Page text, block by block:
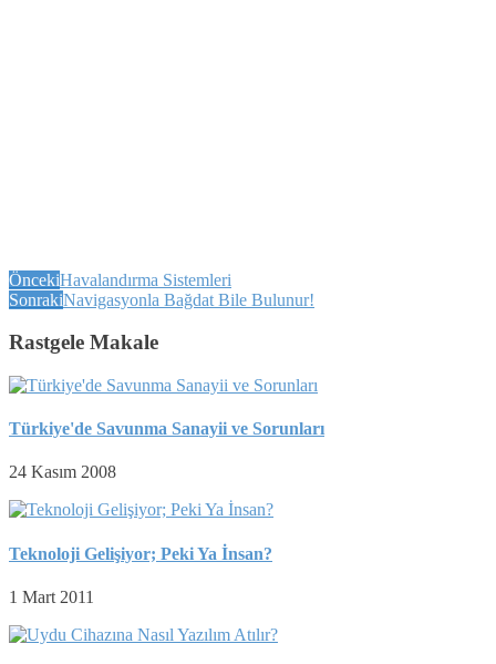
ÖncekiHavalandırma Sistemleri
SonrakiNavigasyonla Bağdat Bile Bulunur!
Rastgele Makale
Türkiye'de Savunma Sanayii ve Sorunları
24 Kasım 2008
Teknoloji Gelişiyor; Peki Ya İnsan?
1 Mart 2011